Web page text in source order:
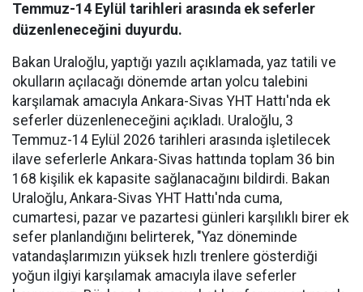
Temmuz-14 Eylül tarihleri arasında ek seferler
düzenleneceğini duyurdu.
Bakan Uraloğlu, yaptığı yazılı açıklamada, yaz tatili ve
okulların açılacağı dönemde artan yolcu talebini
karşılamak amacıyla Ankara-Sivas YHT Hattı'nda ek
seferler düzenleneceğini açıkladı. Uraloğlu, 3
Temmuz-14 Eylül 2026 tarihleri arasında işletilecek
ilave seferlerle Ankara-Sivas hattında toplam 36 bin
168 kişilik ek kapasite sağlanacağını bildirdi. Bakan
Uraloğlu, Ankara-Sivas YHT Hattı'nda cuma,
cumartesi, pazar ve pazartesi günleri karşılıklı birer ek
sefer planlandığını belirterek, "Yaz döneminde
vatandaşlarımızın yüksek hızlı trenlere gösterdiği
yoğun ilgiyi karşılamak amacıyla ilave seferler